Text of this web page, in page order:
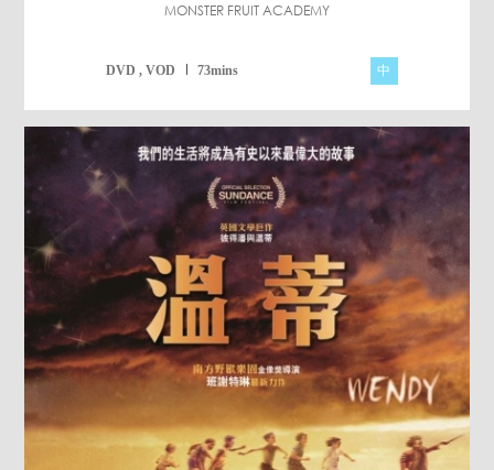
MONSTER FRUIT ACADEMY
DVD , VOD 73mins 中